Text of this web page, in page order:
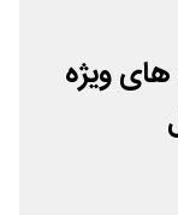
های ویژه